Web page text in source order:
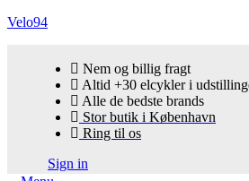
Velo94
Nem og billig fragt
Altid +30 elcykler i
Alle de bedste brands
Stor butik i København
Ring til os
Sign in